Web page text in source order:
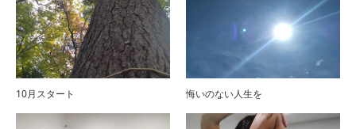
10月スタート 悔いのない人生を